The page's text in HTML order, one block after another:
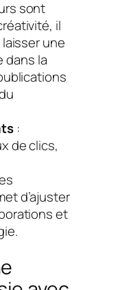
sont
il
une
dans la
:
de clics,
d’ajuster
et